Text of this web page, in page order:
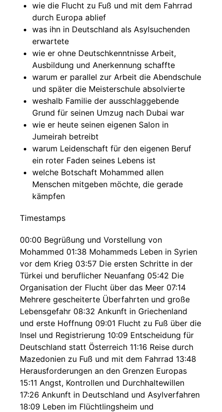
wie die Flucht zu Fuß und mit dem Fahrrad
durch Europa ablief
was ihn in Deutschland als Asylsuchenden
erwartete
wie er ohne Deutschkenntnisse Arbeit,
Ausbildung und Anerkennung schaffte
warum er parallel zur Arbeit die Abendschule
und später die Meisterschule absolvierte
weshalb Familie der ausschlaggebende
Grund für seinen Umzug nach Dubai war
wie er heute seinen eigenen Salon in
Jumeirah betreibt
warum Leidenschaft für den eigenen Beruf
ein roter Faden seines Lebens ist
welche Botschaft Mohammed allen
Menschen mitgeben möchte, die gerade
kämpfen
Timestamps
00:00 Begrüßung und Vorstellung von
Mohammed 01:38 Mohammeds Leben in Syrien
vor dem Krieg 03:57 Die ersten Schritte in der
Türkei und beruflicher Neuanfang 05:42 Die
Organisation der Flucht über das Meer 07:14
Mehrere gescheiterte Überfahrten und große
Lebensgefahr 08:32 Ankunft in Griechenland
und erste Hoffnung 09:01 Flucht zu Fuß über die
Insel und Registrierung 10:09 Entscheidung für
Deutschland statt Österreich 11:16 Reise durch
Mazedonien zu Fuß und mit dem Fahrrad 13:48
Herausforderungen an den Grenzen Europas
15:11 Angst, Kontrollen und Durchhaltewillen
17:26 Ankunft in Deutschland und Asylverfahren
18:09 Leben im Flüchtlingsheim und